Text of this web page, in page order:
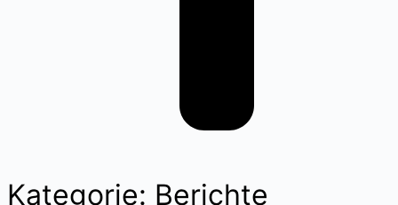
Kategorie: Berichte